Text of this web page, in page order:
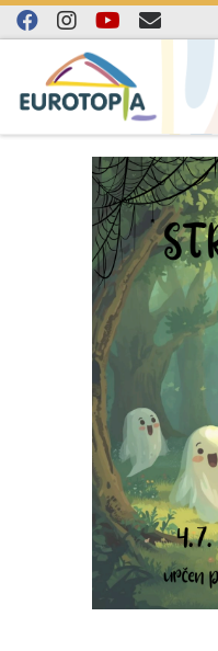
Skip to content